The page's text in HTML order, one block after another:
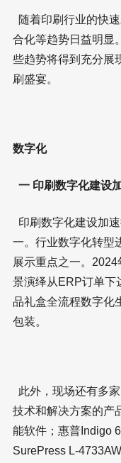
随着印刷行业的快
合化等趋势日益明显
些趋势将得到充分展
刷盛宴。
数字化
一 印刷数字化建设
印刷数字化建设加
一。行业数字化转型
展示重点之一。
景演绎从ERP订单下
品礼盒全流程数字化
包装。
此外，现场还有多
技术和解决方案的产
能软件；惠普Indigo
SurePress L-